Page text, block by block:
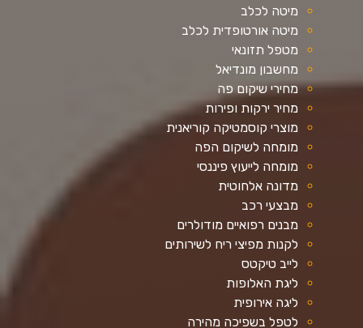
מיטה לכלב
מיטה אורטופדית לכלב
מטפל תזונאי
מחשבון מונדיאל
מחירי שיקום פה
מחיר ירקות ופירות
מוצרי קוסמטיקה קוריאנית
מומחה לשיקום הפה
מומחה לייעוץ פיננסי
מדונה אלחוטית
מבצעי רכב
מבנים רפואיים מודולרים
לקנות מפיצי ריח לשירותים
לייב טיקטס
ליגת האלופות
ליגה אירופית
לטפל בשפיכה מהירה